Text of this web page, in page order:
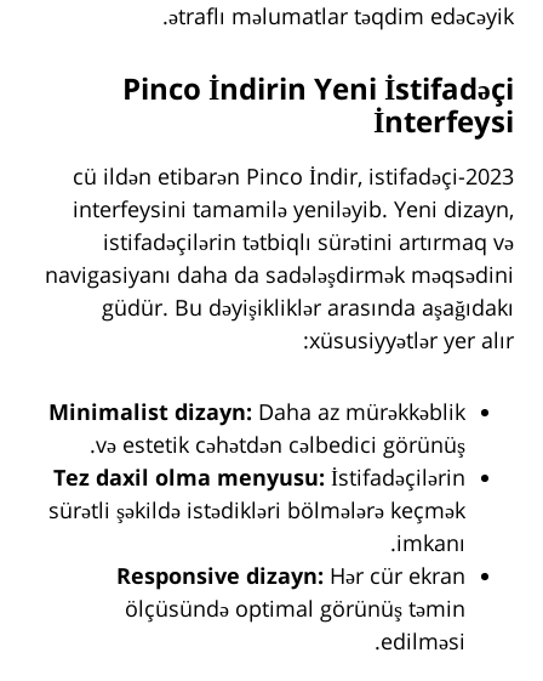
ətraflı məlumatlar təqdim edəcəyik.
Pinco İndirin Yeni İstifadəçi
İnterfeysi
2023-cü ildən etibarən Pinco İndir, istifadəçi
interfeysini tamamilə yeniləyib. Yeni dizayn,
istifadəçilərin tətbiqlı sürətini artırmaq və
navigasiyanı daha da sadələşdirmək məqsədini
güdür. Bu dəyişikliklər arasında aşağıdakı
xüsusiyyətlər yer alır:
Minimalist dizayn: Daha az mürəkkəblik
və estetik cəhətdən cəlbedici görünüş.
Tez daxil olma menyusu: İstifadəçilərin
sürətli şəkildə istədikləri bölmələrə keçmək
imkanı.
Responsive dizayn: Hər cür ekran
ölçüsündə optimal görünüş təmin
edilməsi.